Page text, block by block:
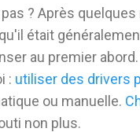
? Après
était
au premier
: utiliser des drivers
ou manuelle.
non plus.